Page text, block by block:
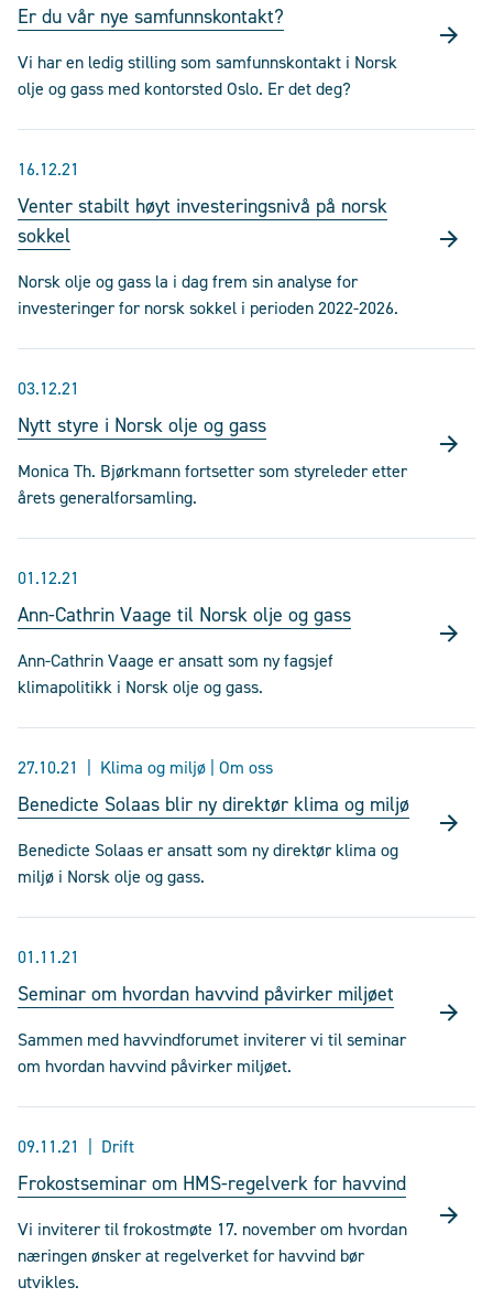
Er du vår nye samfunnskontakt?
Vi har en ledig stilling som samfunnskontakt i Norsk
olje og gass med kontorsted Oslo. Er det deg?
16.12.21
Venter stabilt høyt investeringsnivå på norsk
sokkel
Norsk olje og gass la i dag frem sin analyse for
investeringer for norsk sokkel i perioden 2022-2026.
03.12.21
Nytt styre i Norsk olje og gass
Monica Th. Bjørkmann fortsetter som styreleder etter
årets generalforsamling.
01.12.21
Ann-Cathrin Vaage til Norsk olje og gass
Ann-Cathrin Vaage er ansatt som ny fagsjef
klimapolitikk i Norsk olje og gass.
27.10.21 Klima og miljø | Om oss
Benedicte Solaas blir ny direktør klima og miljø
Benedicte Solaas er ansatt som ny direktør klima og
miljø i Norsk olje og gass.
01.11.21
Seminar om hvordan havvind påvirker miljøet
Sammen med havvindforumet inviterer vi til seminar
om hvordan havvind påvirker miljøet.
09.11.21 Drift
Frokostseminar om HMS-regelverk for havvind
Vi inviterer til frokostmøte 17. november om hvordan
næringen ønsker at regelverket for havvind bør
utvikles.